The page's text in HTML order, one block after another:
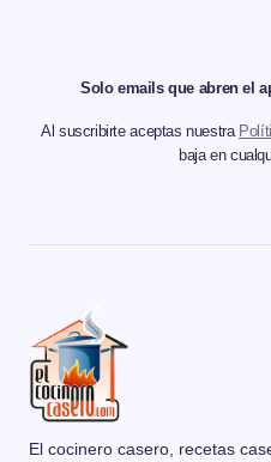
Solo emails que abren el
Al suscribirte aceptas nuestra
baja en
El cocinero casero, recetas